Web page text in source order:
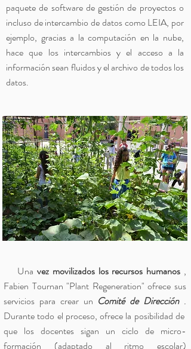
paquete de software de gestión de proyectos o
incluso de intercambio de datos como LEIA, por
ejemplo, gracias a la computación en la nube,
hace que los intercambios y el acceso a la
información sean fluidos y el archivo de todos los
datos.
Una vez movilizados los recursos humanos ,
Fabien Tournan "Plant Regeneration" ofrece sus
servicios para crear un Comité de Dirección.
Durante todo el proceso, ofrece la posibilidad de
que los docentes sigan un ciclo de micro-
formación (adaptado al ritmo escolar)